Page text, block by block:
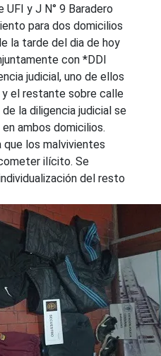
UFI y J N° 9 Baradero
para dos domicilios
la tarde del dia de hoy
con *DDI
judicial, uno de ellos
el restante sobre calle
la diligencia judicial se
ambos domicilios.
los malvivientes
ilícito. Se
del resto